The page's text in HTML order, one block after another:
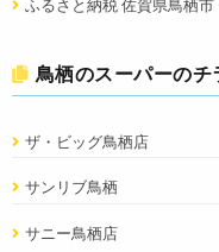
ふるさと納税 佐賀県鳥栖市
鳥栖のスーパーのチ
ザ・ビッグ鳥栖店
サンリブ鳥栖
サニー鳥栖店